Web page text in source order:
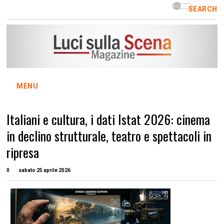
SEARCH
MENU
Italiani e cultura, i dati Istat 2026: cinema
in declino strutturale, teatro e spettacoli in
ripresa
0 sabato 25 aprile 2026